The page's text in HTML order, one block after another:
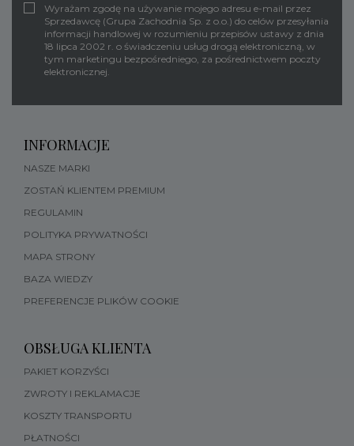
Wyrażam zgodę na używanie mojego adresu e-mail przez
Sprzedawcę (Grupa Zachodnia Sp. z o.o.) do celów przesyłania
informacji handlowej w rozumieniu przepisów ustawy z dnia
18 lipca 2002 r. o świadczeniu usług drogą elektroniczną, w
tym marketingu bezpośredniego, za pośrednictwem poczty
elektronicznej.
INFORMACJE
NASZE MARKI
ZOSTAŃ KLIENTEM PREMIUM
REGULAMIN
POLITYKA PRYWATNOŚCI
MAPA STRONY
BAZA WIEDZY
PREFERENCJE PLIKÓW COOKIE
OBSŁUGA KLIENTA
PAKIET KORZYŚCI
ZWROTY I REKLAMACJE
KOSZTY TRANSPORTU
PŁATNOŚCI